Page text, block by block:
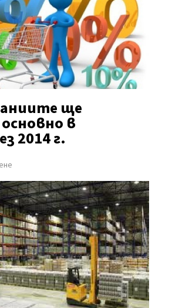
ще
в
2014 г.